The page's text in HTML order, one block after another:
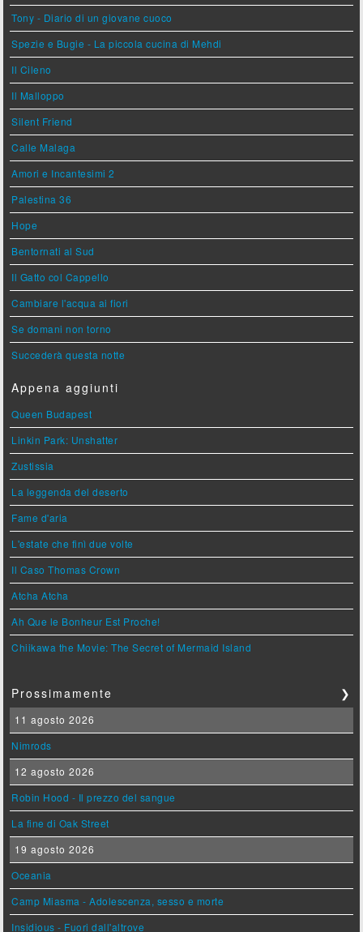
Tony - Diario di un giovane cuoco
Spezie e Bugie - La piccola cucina di Mehdi
Il Cileno
Il Malloppo
Silent Friend
Calle Malaga
Amori e Incantesimi 2
Palestina 36
Hope
Bentornati al Sud
Il Gatto col Cappello
Cambiare l'acqua ai fiori
Se domani non torno
Succederà questa notte
Appena aggiunti
Queen Budapest
Linkin Park: Unshatter
Zustissia
La leggenda del deserto
Fame d'aria
L'estate che finì due volte
Il Caso Thomas Crown
Atcha Atcha
Ah Que le Bonheur Est Proche!
Chiikawa the Movie: The Secret of Mermaid Island
Prossimamente ❯
11 agosto 2026
Nimrods
12 agosto 2026
Robin Hood - Il prezzo del sangue
La fine di Oak Street
19 agosto 2026
Oceania
Camp Miasma - Adolescenza, sesso e morte
Insidious - Fuori dall'altrove